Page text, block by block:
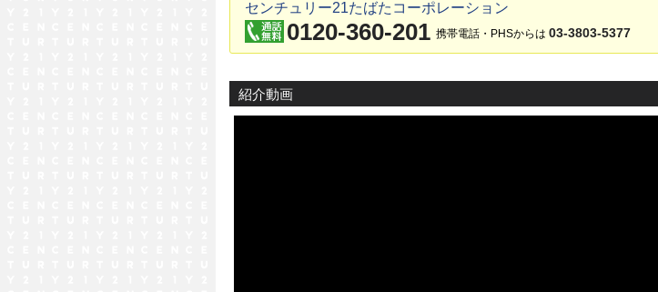
センチュリー21たばたコーポレーション
0120-360-201 携帯電話・PHSからは 03-3803-5377
紹介動画